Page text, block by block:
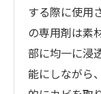
する際に使用
の専用剤は素
部に均一に浸
能にしながら